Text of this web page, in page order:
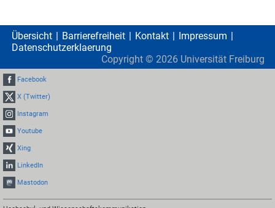
Übersicht Barrierefreiheit Kontakt
Impressum
Datenschutzerklaerung
Copyright © 2026 Universität Freiburg
Facebook
X (Twitter)
Instagram
Youtube
Xing
LinkedIn
Mastodon